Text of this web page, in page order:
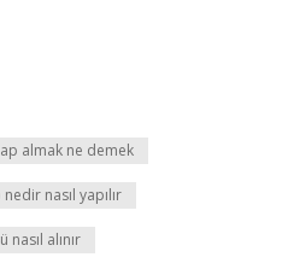
almak ne demek
nedir nasıl yapılır
nasıl alınır